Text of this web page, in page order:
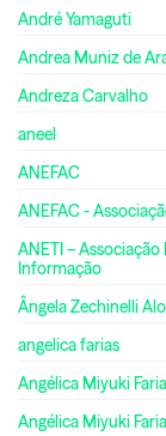
André Yamaguti
Andrea Muniz de
Andreza Carvalho
aneel
ANEFAC
ANEFAC -
ANETI –
Informação
Ângela Zechinelli
angelica farias
Angélica Miyuki
Angélica Miyuki